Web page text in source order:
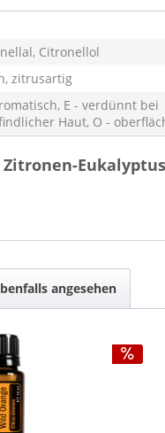
Citronellol
zitrusartig
E - verdünnt bei
Haut, O -
angesehen